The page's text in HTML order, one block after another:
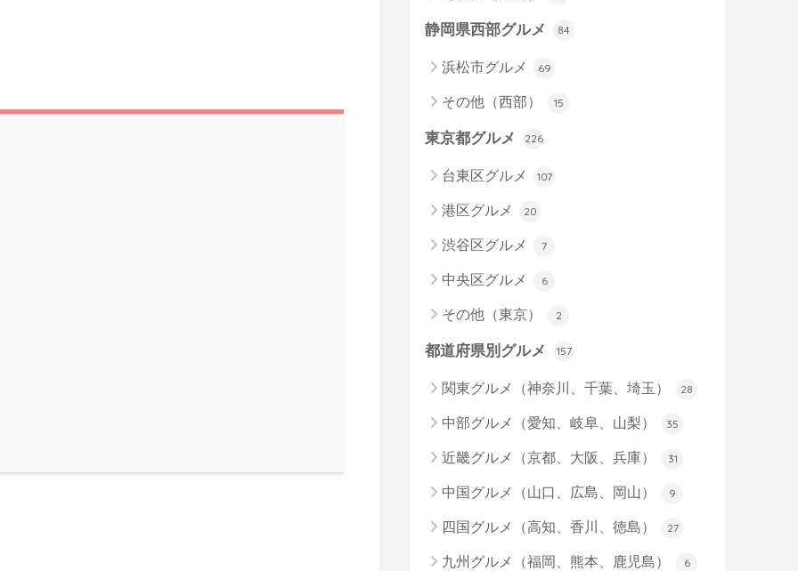
静岡県西部グルメ 84
浜松市グルメ 69
その他（西部） 15
東京都グルメ 226
台東区グルメ 107
港区グルメ 20
渋谷区グルメ 7
中央区グルメ 6
その他（東京） 2
都道府県別グルメ 157
関東グルメ（神奈川、千葉、埼玉） 28
中部グルメ（愛知、岐阜、山梨） 35
近畿グルメ（京都、大阪、兵庫） 31
中国グルメ（山口、広島、岡山） 9
四国グルメ（高知、香川、徳島） 27
九州グルメ（福岡、熊本、鹿児島） 6